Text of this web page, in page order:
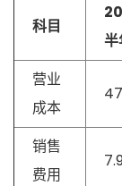
科目
半
营业
成本
销售
费用